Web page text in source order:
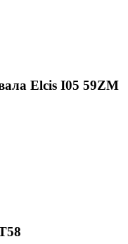
Elcis I05 59ZM